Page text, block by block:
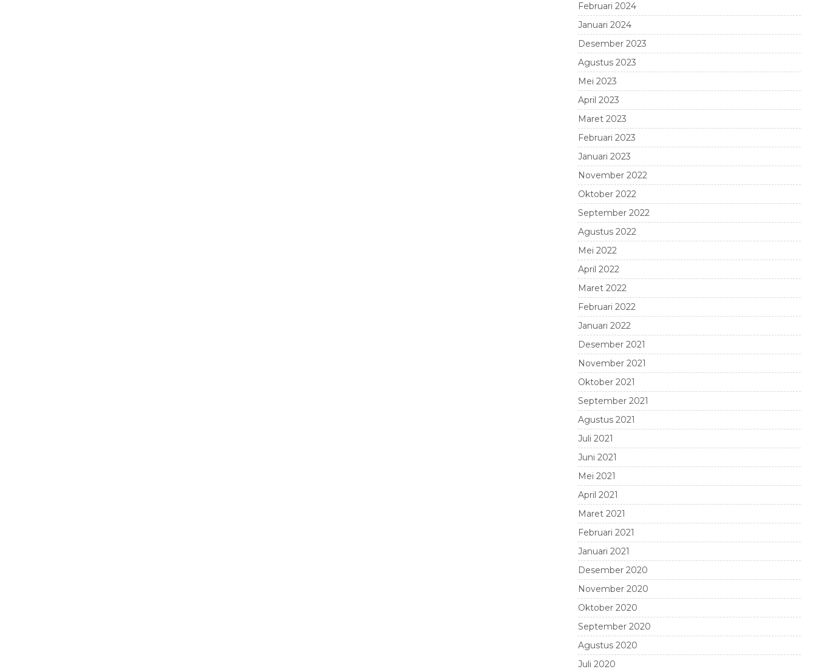
Februari 2024
Januari 2024
Desember 2023
Agustus 2023
Mei 2023
April 2023
Maret 2023
Februari 2023
Januari 2023
November 2022
Oktober 2022
September 2022
Agustus 2022
Mei 2022
April 2022
Maret 2022
Februari 2022
Januari 2022
Desember 2021
November 2021
Oktober 2021
September 2021
Agustus 2021
Juli 2021
Juni 2021
Mei 2021
April 2021
Maret 2021
Februari 2021
Januari 2021
Desember 2020
November 2020
Oktober 2020
September 2020
Agustus 2020
Juli 2020